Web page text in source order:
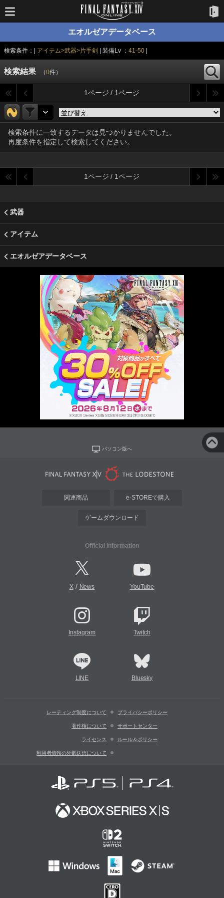
エオルゼアデータベース
検索条件：| アイテム>武器>片手剣 | 装備Lv ： 41-50|
検索結果 （0件）
1ページ / 1ページ
検索条件に一致するデータは見つかりませんでした。
再度条件を指定して検索してください。
1ページ / 1ページ
武器
アイテム
エオルゼアデータベース
パソコン版へ
関連商品 e-STOREで購入
ゲームダウンロード
Official Information
X/ News YouTube
Instagram Twitch
LINE Bluesky
レーティング制度について プライバシーポリシー
著作権について サポートセンター
ライセンス ルール＆ポリシー
利用者情報の外部送信について